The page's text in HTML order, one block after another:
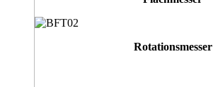
Rotationsmesser